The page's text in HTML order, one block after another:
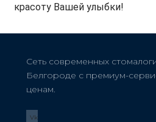
красоту Вашей улыбки!
Сеть современных
Белгороде с премиум-
ценам.
Vk